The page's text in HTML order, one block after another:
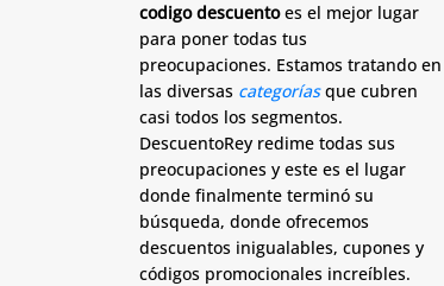
codigo descuentoes el mejor lugar
para poner todas tus
preocupaciones. Estamos tratando en
las diversas categorías que cubren
casi todos los segmentos.
DescuentoRey redime todas sus
preocupaciones y este es el lugar
donde finalmente terminó su
búsqueda, donde ofrecemos
descuentos inigualables, cupones y
códigos promocionales increíbles.